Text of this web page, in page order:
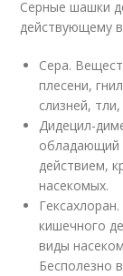
Серные шашки
действующему
Сера.
плесени,
слизней,
Дидецил-
обладающий
действием,
насекомых.
кишечного
виды
Бесполезно